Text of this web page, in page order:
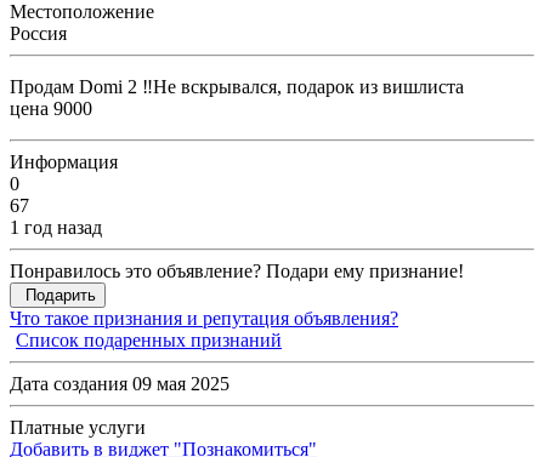
Местоположение
Россия
Продам Domi 2 ‼️Не вскрывался, подарок из вишлиста
цена 9000
Информация
0
67
1 год назад
Понравилось это объявление? Подари ему признание!
Подарить
Что такое признания и репутация объявления?
Список подаренных признаний
Дата создания 09 мая 2025
Платные услуги
Добавить в виджет "Познакомиться"